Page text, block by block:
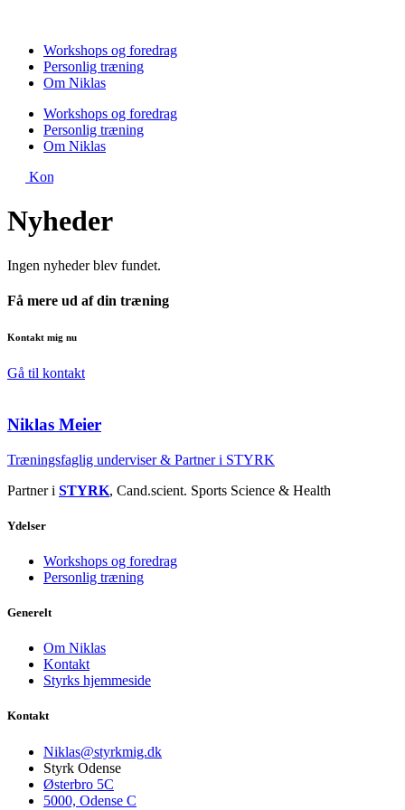
indholdWorkshops og foredrag
Personlig træning
Om Niklas
Workshops og foredrag
Personlig træning
Om Niklas
Kontakt
Nyheder
Ingen nyheder blev fundet.
Få mere ud af din træning
Kontakt mig nu
Gå til kontakt
Niklas Meier
Træningsfaglig underviser & Partner i STYRK
Partner i STYRK, Cand.scient. Sports Science & Health
Ydelser
Workshops og foredrag
Personlig træning
Generelt
Om Niklas
Kontakt
Styrks hjemmeside
Kontakt
Niklas@styrkmig.dk
Styrk Odense
Østerbro 5C
5000, Odense C